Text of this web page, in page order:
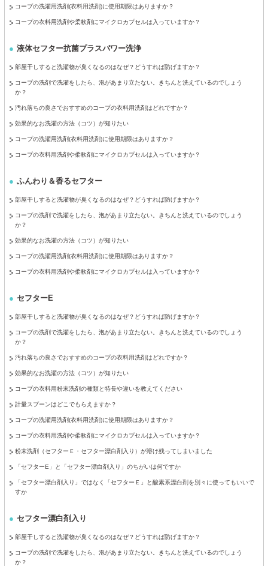
コープの洗濯用洗剤(衣料用洗剤)に使用期限はありますか？
コープの衣料用洗剤や柔軟剤にマイクロカプセルは入っていますか？
液体セフター抗菌プラスパワー洗浄
部屋干しすると洗濯物が臭くなるのはなぜ？どうすれば防げますか？
コープの洗剤で洗濯をしたら、泡があまり立たない。きちんと洗えているのでしょう
か？
汚れ落ちの良さでおすすめのコープの衣料用洗剤はどれですか？
効果的なお洗濯の方法（コツ）が知りたい
コープの洗濯用洗剤(衣料用洗剤)に使用期限はありますか？
コープの衣料用洗剤や柔軟剤にマイクロカプセルは入っていますか？
ふんわり＆香るセフター
部屋干しすると洗濯物が臭くなるのはなぜ？どうすれば防げますか？
コープの洗剤で洗濯をしたら、泡があまり立たない。きちんと洗えているのでしょう
か？
効果的なお洗濯の方法（コツ）が知りたい
コープの洗濯用洗剤(衣料用洗剤)に使用期限はありますか？
コープの衣料用洗剤や柔軟剤にマイクロカプセルは入っていますか？
セフターE
部屋干しすると洗濯物が臭くなるのはなぜ？どうすれば防げますか？
コープの洗剤で洗濯をしたら、泡があまり立たない。きちんと洗えているのでしょう
か？
汚れ落ちの良さでおすすめのコープの衣料用洗剤はどれですか？
効果的なお洗濯の方法（コツ）が知りたい
コープの衣料用粉末洗剤の種類と特長や違いを教えてください
計量スプーンはどこでもらえますか？
コープの洗濯用洗剤(衣料用洗剤)に使用期限はありますか？
コープの衣料用洗剤や柔軟剤にマイクロカプセルは入っていますか？
粉末洗剤（セフターＥ・セフター漂白剤入り）が溶け残ってしまいました
「セフターE」と「セフター漂白剤入り」のちがいは何ですか
「セフター漂白剤入り」ではなく「セフターＥ」と酸素系漂白剤を別々に使ってもいいで
すか
セフター漂白剤入り
部屋干しすると洗濯物が臭くなるのはなぜ？どうすれば防げますか？
コープの洗剤で洗濯をしたら、泡があまり立たない。きちんと洗えているのでしょう
か？